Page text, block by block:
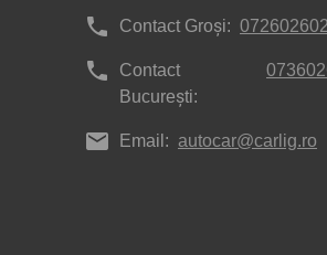
phone Contact Groși:
phone
Contact
București:
mail Email: autocar@carlig.ro